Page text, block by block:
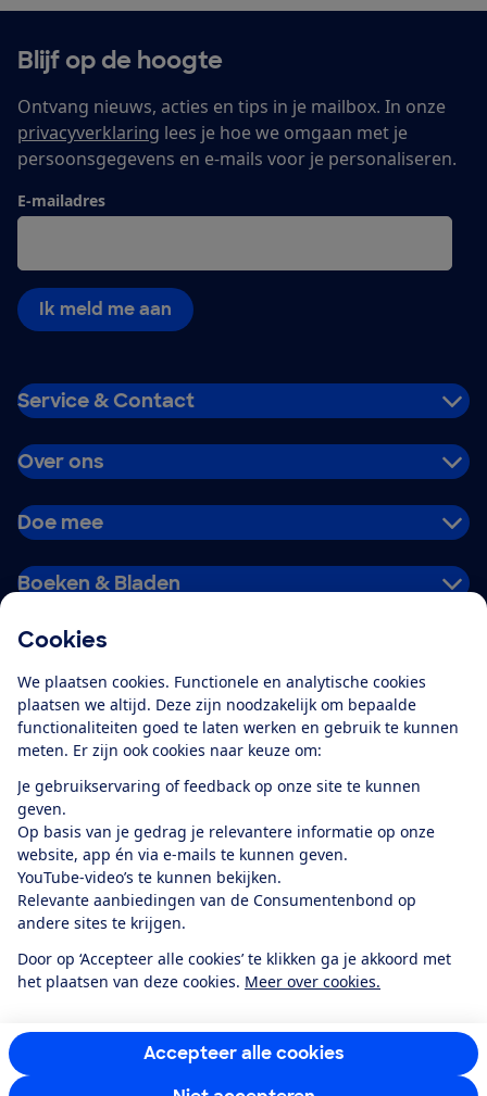
Cookies
We plaatsen cookies. Functionele en analytische cookies
plaatsen we altijd. Deze zijn noodzakelijk om bepaalde
functionaliteiten goed te laten werken en gebruik te kunnen
meten. Er zijn ook cookies naar keuze om:
Je gebruikservaring of feedback op onze site te kunnen
geven.
Op basis van je gedrag je relevantere informatie op onze
website, app én via e-mails te kunnen geven.
YouTube-video’s te kunnen bekijken.
Relevante aanbiedingen van de Consumentenbond op
andere sites te krijgen.
Door op ‘Accepteer alle cookies’ te klikken ga je akkoord met
het plaatsen van deze cookies. Meer over cookies.
Accepteer alle cookies
Blijf op de hoogte
Ontvang nieuws, acties en tips in je mailbox. In onze
privacyverklaring lees je hoe we omgaan met je
persoonsgegevens en e-mails voor je personaliseren.
E-mailadres
Ik meld me aan
Service & Contact
Over ons
Doe mee
Boeken & Bladen
Alles over de
app
Algemene Voorwaarden
Privacyverklaring
Cookiebeleid
Privacyvoorkeuren
Toegankelijkheid
RSS-feed nieuws
Facebook
TwitterInstagram
YoutubeLinkedIn
12.901consumentenbeoordelen de Consumentenbondmet gemiddeld